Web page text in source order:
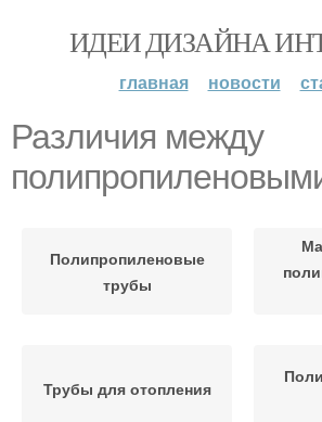
ИДЕИ ДИЗАЙНА
главная новости
Различия между
Полипропиленовые
трубы
Трубы для отопления